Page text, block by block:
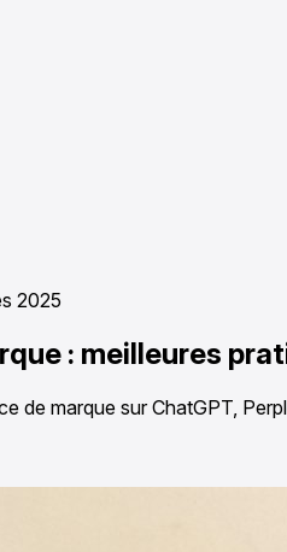
2025
: meilleures
de marque sur ChatGPT,